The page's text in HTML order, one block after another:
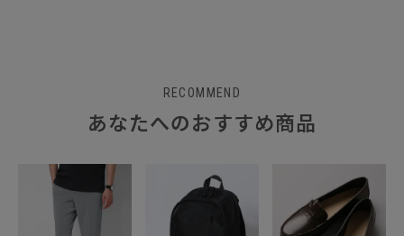
RECOMMEND
あなたへのおすすめ商品